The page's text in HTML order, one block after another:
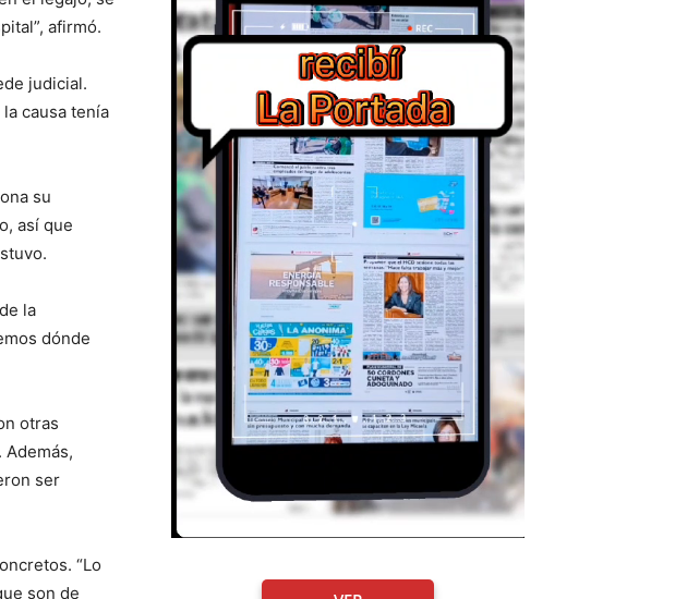
afirmó.
judicial.
causa tenía
su
así que
la
dónde
otras
ser
“Lo
son de